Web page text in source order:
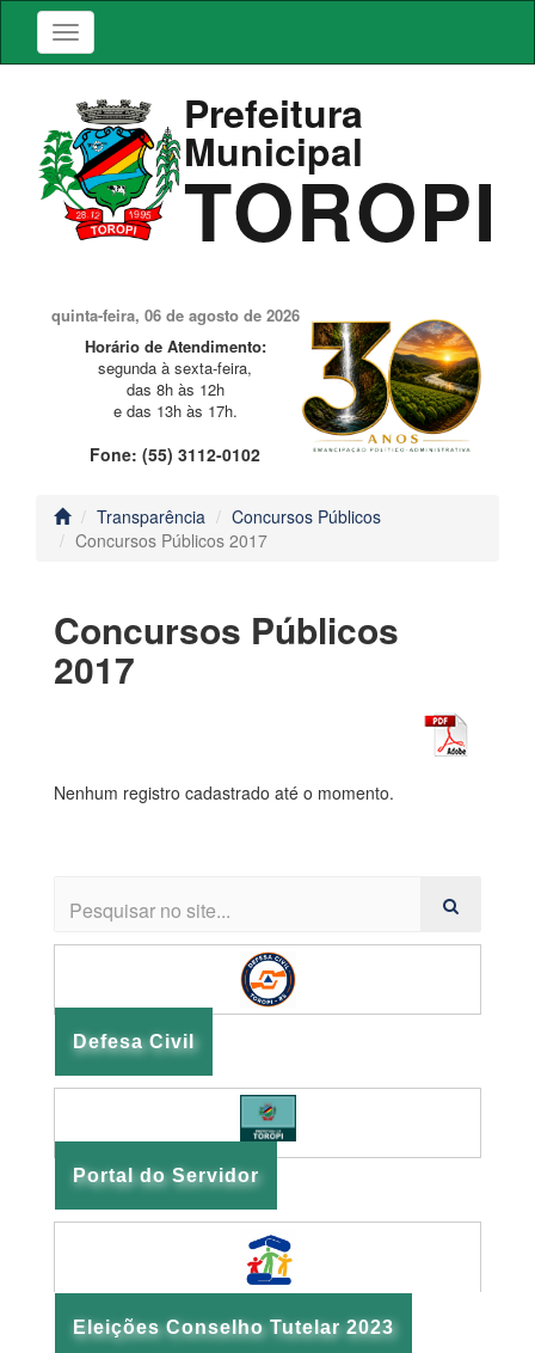
Prefeitura
Municipal
TOROPI
quinta-feira, 06 de agosto de 2026
Horário de Atendimento:
segunda à sexta-feira,
das 8h às 12h
e das 13h às 17h.
Fone: (55) 3112-0102
Transparência
Concursos Públicos
Concursos Públicos 2017
Concursos Públicos
2017
Nenhum registro cadastrado até o momento.
Defesa Civil
Portal do Servidor
Eleições Conselho Tutelar 2023